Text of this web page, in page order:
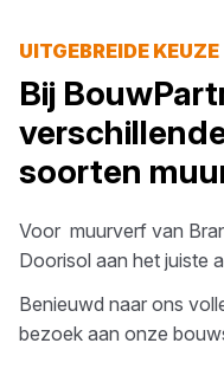
UITGEBREIDE KEUZE
Bij
soorten
Voor muurverf van
Doorisol aan het juiste
Benieuwd naar ons
bezoek aan onze